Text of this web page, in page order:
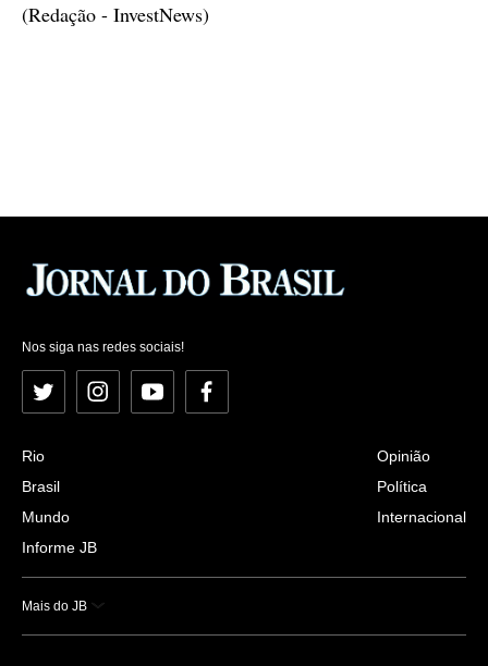
(Redação - InvestNews)
Nos siga nas redes sociais!
Twitter InstagramYouTubeFacebook
Rio
Brasil
Mundo
Informe JB
Opinião
Política
Internacional
Mais do JB
Esportes